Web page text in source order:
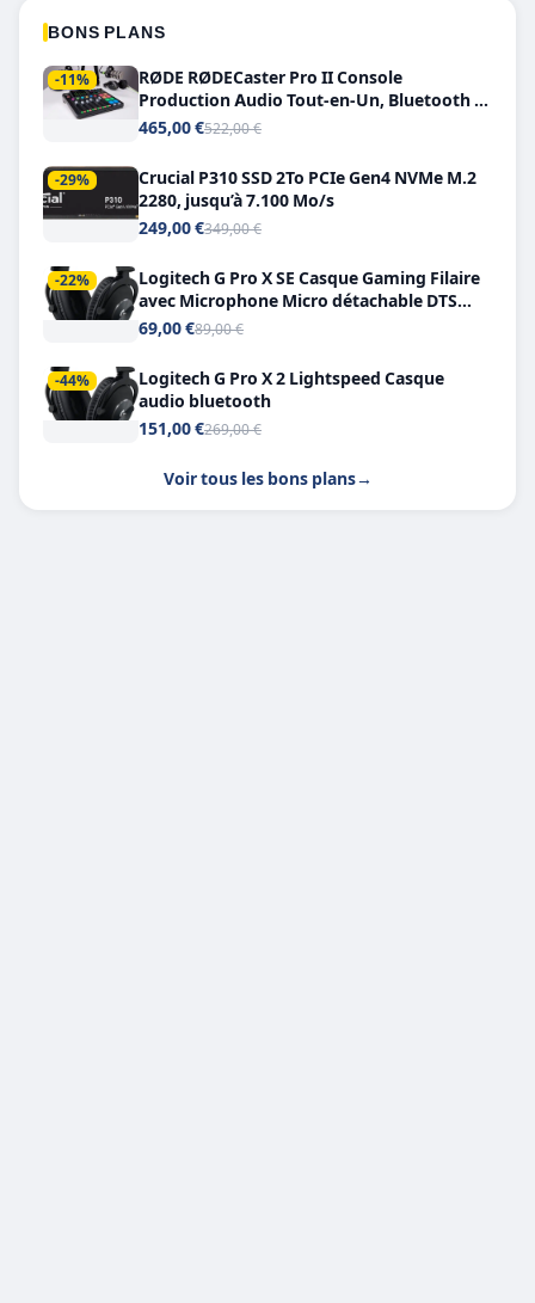
BONS PLANS
-11%
RØDE RØDECaster Pro II Console
Production Audio Tout-en-Un, Bluetooth et
Double USB-C
465,00 €522,00 €
-29%
Crucial P310 SSD 2To PCIe Gen4 NVMe M.2
2280, jusqu’à 7.100 Mo/s
249,00 €349,00 €
-22%
Logitech G Pro X SE Casque Gaming Filaire
avec Microphone Micro détachable DTS
Headphone X 7.1
69,00 €89,00 €
-44%
Logitech G Pro X 2 Lightspeed Casque
audio bluetooth
151,00 €269,00 €
Voir tous les bons plans→